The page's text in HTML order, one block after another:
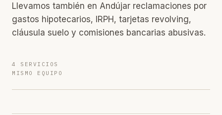
Llevamos también en Andújar reclamaciones por
gastos hipotecarios, IRPH, tarjetas revolving,
cláusula suelo y comisiones bancarias abusivas.
4 SERVICIOS
MISMO EQUIPO